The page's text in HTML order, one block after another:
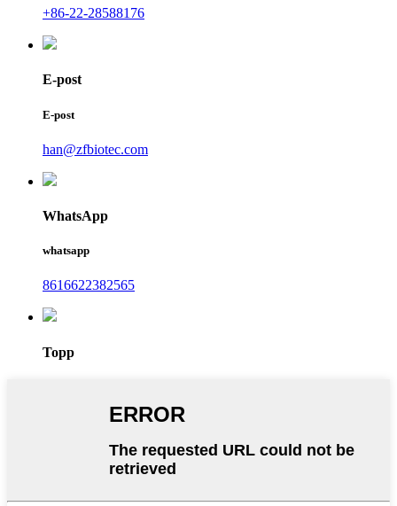
+86-22-28588176
E-post
E-post
han@zfbiotec.com
WhatsApp
whatsapp
8616622382565
Topp